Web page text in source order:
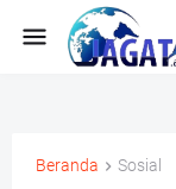
Beranda Sosial